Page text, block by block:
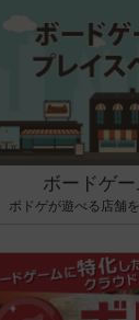
ボードゲ
ボドゲが遊べる店舗